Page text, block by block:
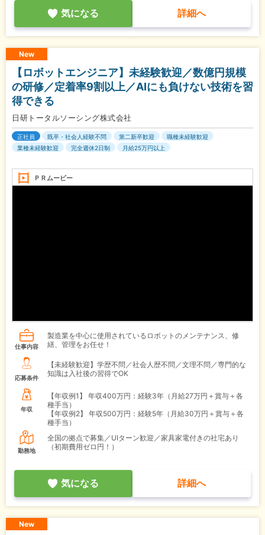
気になる 詳細へ
New
【ロボットエンジニア】未経験歓迎／数億円規模
の研修／定着率9割以上／AIにも負けない技術を習
得できる
日研トータルソーシング株式会社
正社員 既卒・社会人経験不問 第二新卒歓迎
職種未経験歓迎
業種未経験歓迎
完全週休2日制 月給25万円以上
ＰＲムービー
仕事内容
製造業を中心に使用されているロボットのメンテナンス、修
繕、管理をお任せ！
応募条件
【未経験歓迎】学歴不問／社会人歴不問／文理不問／専門的な
知識は入社後の習得でOK
年収
【年収例1】
年収400万円：経験3年（月給27万円＋賞与＋各
種手当）
【年収例2】
年収500万円：経験5年（月給30万円＋賞与＋各
種手当）
勤務地
全国の拠点で募集／UIターン歓迎／家具家電付きの社宅あり
（初期費用ゼロ円！）
気になる 詳細へ
New